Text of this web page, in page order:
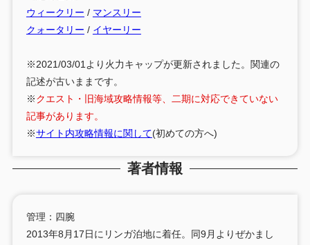
ウィークリー / マンスリー
クォータリー / イヤーリー
※2021/03/01より火力キャップが更新されました。関連の
記述が古いままです。
※クエスト・旧海域攻略情報等、二期に対応できていない
記事があります。
※サイト内攻略情報に関して(初めての方へ)
著者情報
管理：四腕
2013年8月17日にリンガ泊地に着任。同9月よりぜかまし